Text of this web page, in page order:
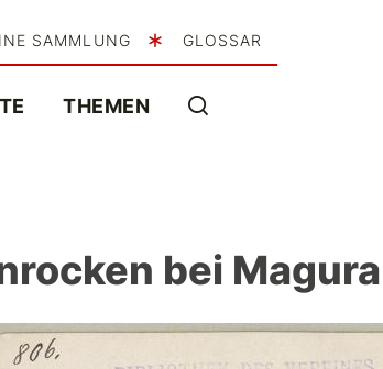
SAMMLUNG GLOSSAR
THEMEN
bei